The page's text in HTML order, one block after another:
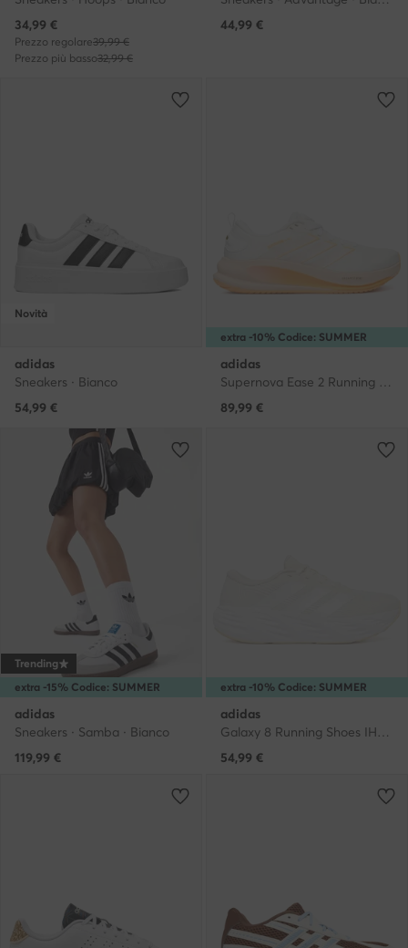
Prezzo attuale
34,99 €
Prezzo regolare39,99 €
Prezzo più basso32,99 €
44,99 €
Novità
adidas
Sneakers · Bianco
54,99 €
extra -10% Codice: SUMMER
adidas
Supernova Ease 2 Running Shoes KJ1841 · Scarpe running
89,99 €
extra -15% Codice: SUMMER
Trending
adidas
Sneakers · Samba · Bianco
119,99 €
extra -10% Codice: SUMMER
adidas
Galaxy 8 Running Shoes IH9794 · Scarpe running
54,99 €